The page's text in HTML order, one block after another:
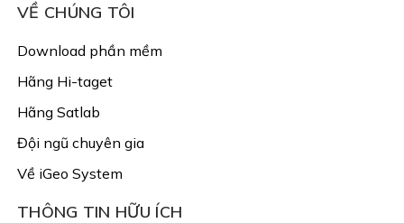
VỀ CHÚNG TÔI
Download phần mềm
Hãng Hi-taget
Hãng Satlab
Đội ngũ chuyên gia
Về iGeo System
THÔNG TIN HỮU ÍCH